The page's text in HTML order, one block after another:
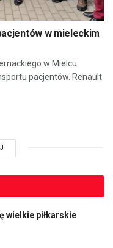
w mieleckim
w Mielcu
pacjentów. Renault
wielkie piłkarskie